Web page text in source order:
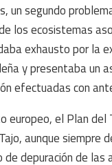
un segundo
los ecosistemas
exhausto por la
y presentaba un
efectuadas con
europeo, el Plan del
aunque siempre
depuración de